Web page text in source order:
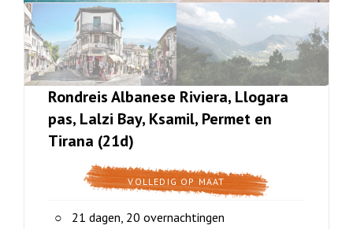
Rondreis Albanese Riviera, Llogara
pas, Lalzi Bay, Ksamil, Permet en
Tirana (21d)
VOLLEDIG OP MAAT
21 dagen, 20 overnachtingen